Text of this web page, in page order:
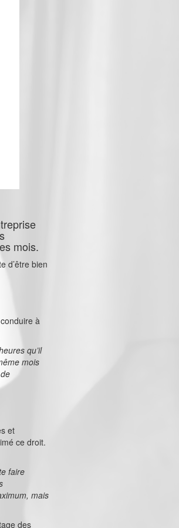
mois.
d’être bien
à
qu’il
mois
et
ce droit.
faire
mais
des